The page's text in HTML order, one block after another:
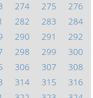
274 275
276
282 283
284
290 291
292
298 299
300
306 307
308
314 315
316